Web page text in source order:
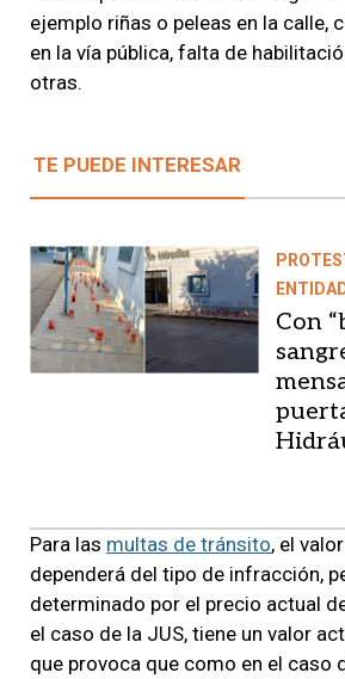
ejemplo riñas o peleas en la calle,
en la vía pública, falta de
otras.
TE PUEDE INTERESAR
Con
Para las multas de tránsito, el
dependerá del tipo de infracción,
determinado por el precio actual
el caso de la JUS, tiene un valor
que provoca que como en el caso